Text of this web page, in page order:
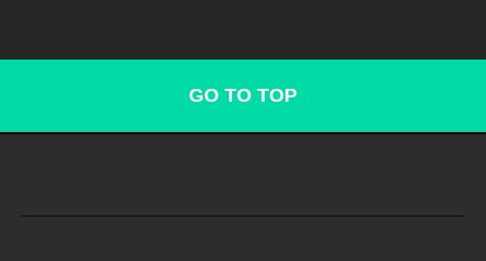
GO TO TOP